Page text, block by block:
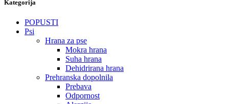
Kategorija
POPUSTI
Psi
Hrana za pse
Mokra hrana
Suha hrana
Dehidrirana hrana
Prehranska dopolnila
Prebava
Odpornost